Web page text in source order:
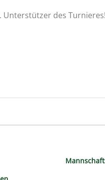
Unterstützer des Turnieres!